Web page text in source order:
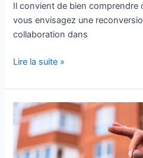
Il convient de bien
vous envisagez une
collaboration dans
Lire la suite »
Portail
immobilier
Sommières :
pourquoi